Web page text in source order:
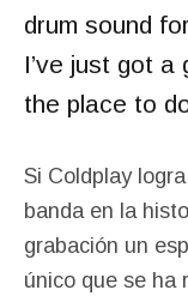
drum sound
I’ve just got
the place to
Si Coldplay
banda en la
grabación un
único que se ha